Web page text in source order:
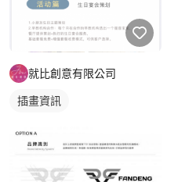
就比創意有限公司
插畫資訊